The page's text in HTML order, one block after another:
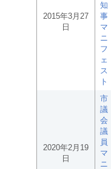
2015年3月27
日
知
事
マ
ニ
フ
ェ
ス
ト
2020年2月19
日
市
議
会
議
員
マ
ニ